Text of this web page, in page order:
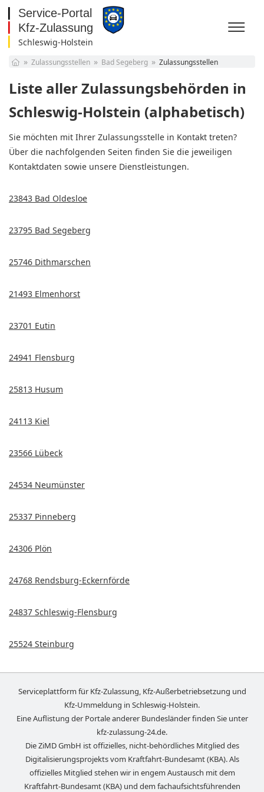
Schleswig-Holstein
Bayern
Berlin
Brandenburg
Bremen
Hamburg
Hessen
Mecklenburg-
Vorpommern
Niedersachsen
Nordrhein-Westfalen
Saarland
Schleswig-Holstein
Zulassungsstellen Bad Segeberg Zulassungsstellen
Liste aller Zulassungsbehörden in
Schleswig-Holstein (alphabetisch)
Sie möchten mit Ihrer Zulassungsstelle in Kontakt treten?
Über die nachfolgenden Seiten finden Sie die jeweiligen
Kontaktdaten sowie unsere Dienstleistungen.
23843 Bad Oldesloe
23795 Bad Segeberg
25746 Dithmarschen
21493 Elmenhorst
23701 Eutin
24941 Flensburg
25813 Husum
24113 Kiel
23566 Lübeck
24534 Neumünster
25337 Pinneberg
24306 Plön
24768 Rendsburg-Eckernförde
24837 Schleswig-Flensburg
25524 Steinburg
Serviceplattform für Kfz-Zulassung, Kfz-Außerbetriebsetzung und
Kfz-Ummeldung in Schleswig-Holstein.
Eine Auflistung der Portale anderer Bundesländer finden Sie unter
kfz-zulassung-24.de.
Die ZiMD GmbH ist offizielles, nicht-behördliches Mitglied des
Digitalisierungsprojekts vom Kraftfahrt-Bundesamt (KBA). Als
offizielles Mitglied stehen wir in engem Austausch mit dem
Kraftfahrt-Bundesamt (KBA) und dem fachaufsichtsführenden